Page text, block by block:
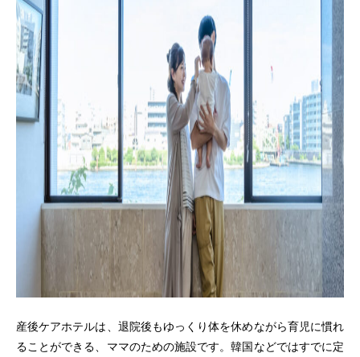
産後ケアホテルは、退院後もゆっくり体を休めながら育児に慣れ
ることができる、ママのための施設です。韓国などではすでに定